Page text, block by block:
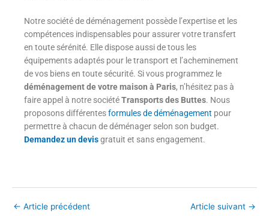
Notre société de déménagement possède l’expertise et les
compétences indispensables pour assurer votre transfert
en toute sérénité. Elle dispose aussi de tous les
équipements adaptés pour le transport et l’acheminement
de vos biens en toute sécurité. Si vous programmez le
déménagement de votre maison à Paris, n’hésitez pas à
faire appel à notre sociétéTransports des Buttes. Nous
proposons différentesformules de déménagement pour
permettre à chacun de déménager selon son budget.
Demandez un devisgratuit et sans engagement.
← Article précédent Article suivant →